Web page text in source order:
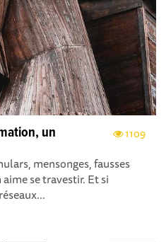
1109
un
mensonges, fausses
se travestir. Et si